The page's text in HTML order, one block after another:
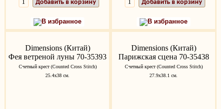
Добавить в корзину
В избранное
Добавить в корзину
В избранное
Dimensions (Китай)
Фея ветреной луны 70-35393
Счетный крест (Counted Cross Stitch)
25.4х38 см.
Dimensions (Китай)
Парижская сцена 70-35438
Счетный крест (Counted Cross Stitch)
27.9х38.1 см.